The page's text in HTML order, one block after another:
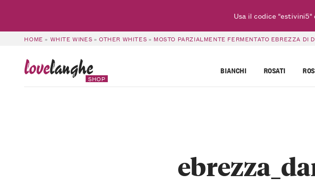
HOME » WHITE WINES » OTHER WHITES » MOSTO PARZIALMENTE FERMENTATO EBREZZA DI
lovelanghe
SHOP
BIANCHI ROSATI
Usa il codice